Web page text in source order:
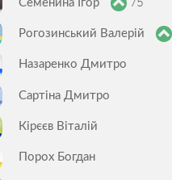
Семенина Ігор
Рогозинський Валерій
Назаренко Дмитро
Сартіна Дмитро
Кірєєв Віталій
Порох Богдан